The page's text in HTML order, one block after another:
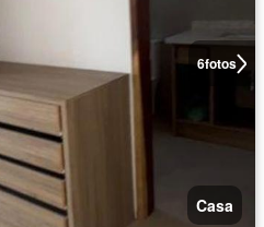
6fotos
Casa